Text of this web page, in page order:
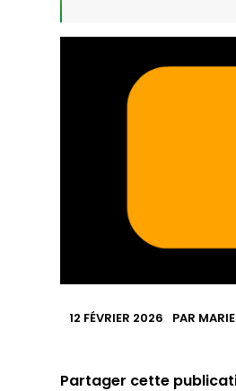
12 FÉVRIER 2026 PAR
Partager cette